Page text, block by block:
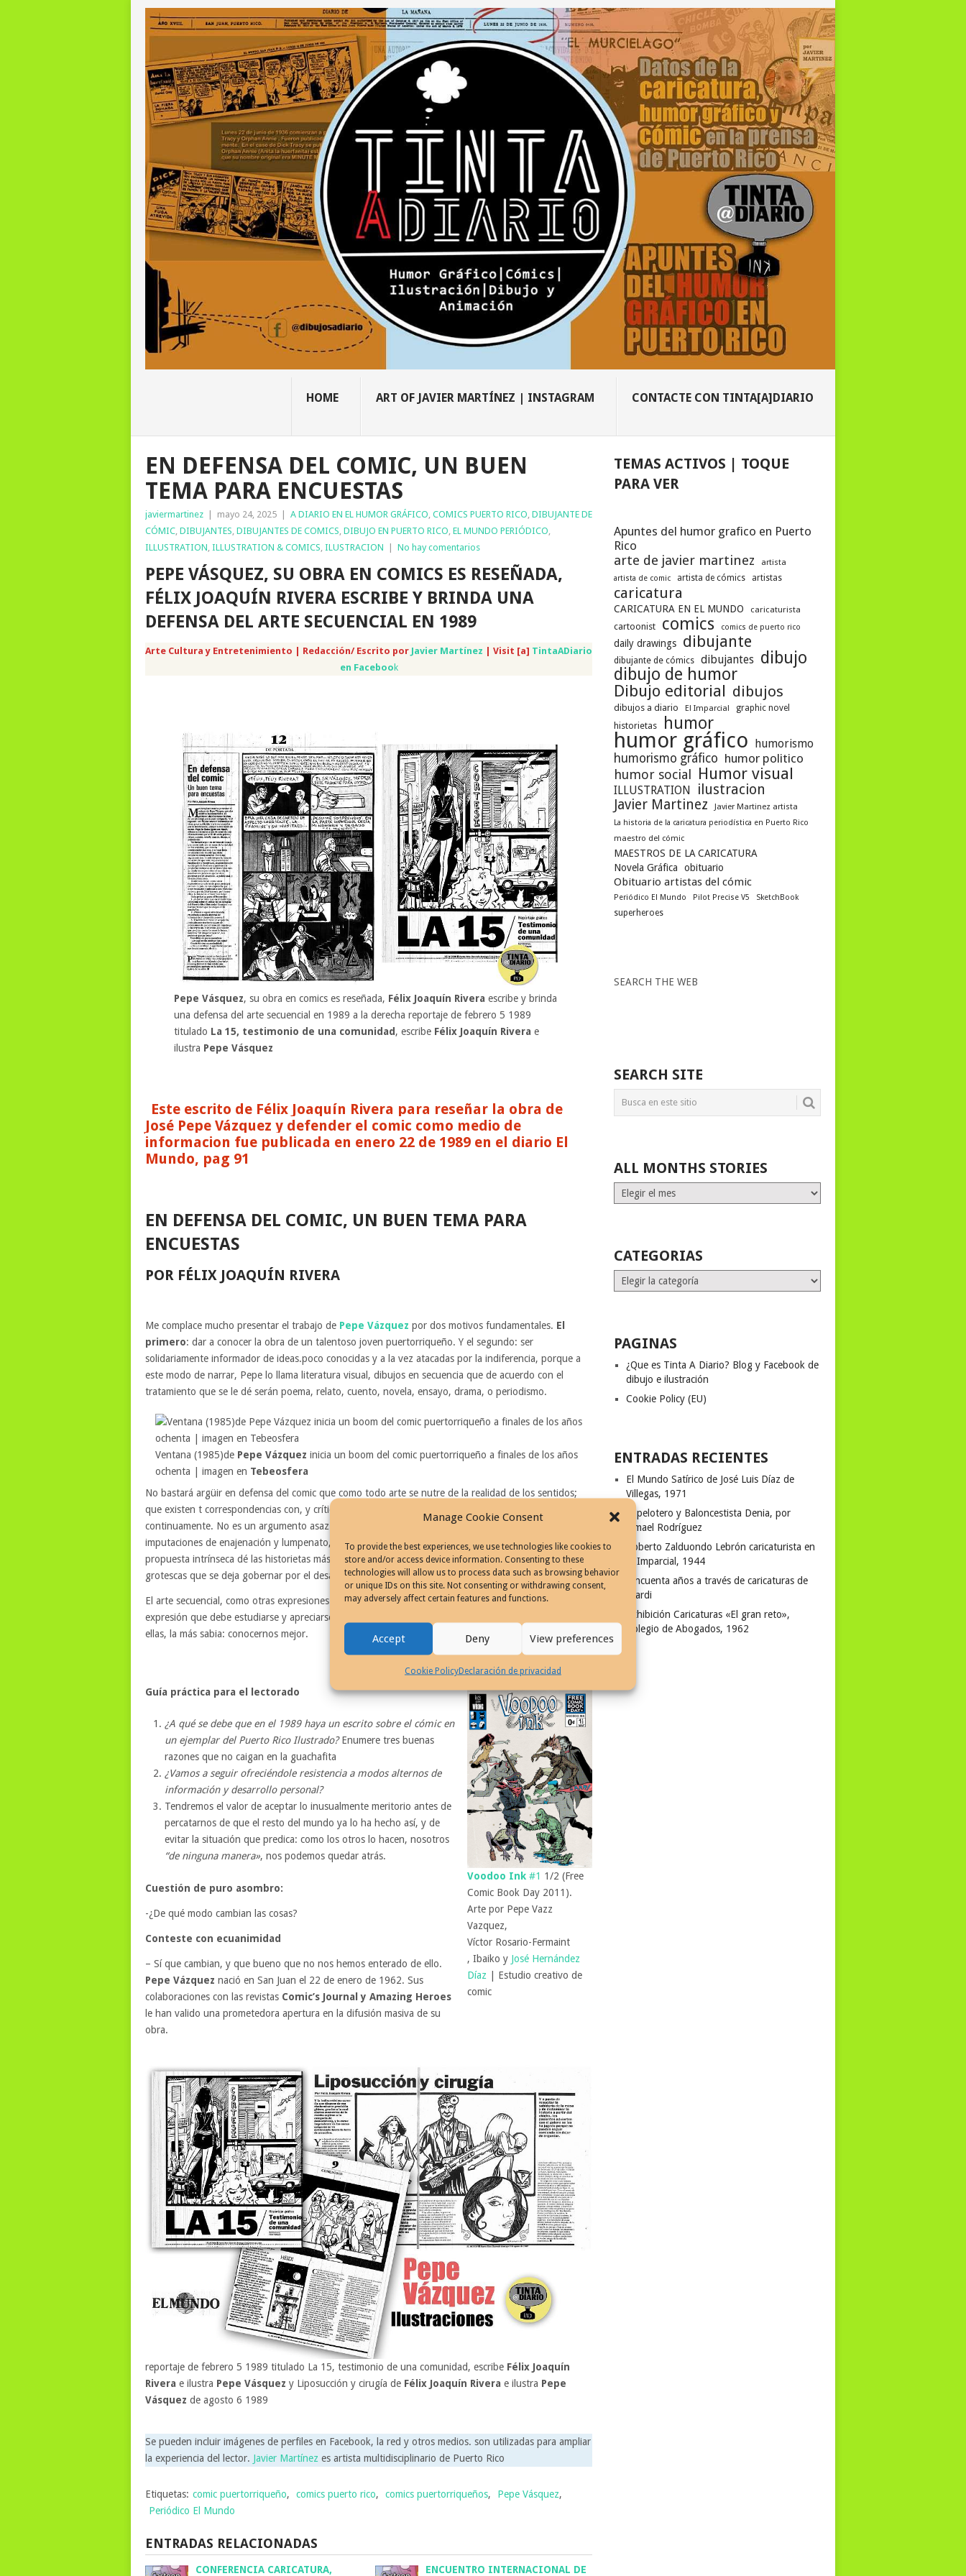
Manage Cookie Consent
To provide the best experiences, we use technologies like cookies to
store and/or access device information. Consenting to these
technologies will allow us to process data such as browsing behavior
or unique IDs on this site. Not consenting or withdrawing consent,
may adversely affect certain features and functions.
Accept Deny View preferences
Cookie PolicyDeclaración de privacidad
HOME ART OF JAVIER MARTÍNEZ | INSTAGRAM CONTACTE CON TINTA[A]DIARIO
EN DEFENSA DEL COMIC, UN BUEN
TEMA PARA ENCUESTAS
javiermartinez | mayo 24, 2025 | A DIARIO EN EL HUMOR GRÁFICO COMICS PUERTO RICO DIBUJANTE DE
CÓMIC DIBUJANTES DIBUJANTES DE COMICS DIBUJO EN PUERTO RICO EL MUNDO PERIÓDICO
ILLUSTRATION ILLUSTRATION & COMICS ILUSTRACION | No hay comentarios
PEPE VÁSQUEZ, SU OBRA EN COMICS ES RESEÑADA,
FÉLIX JOAQUÍN RIVERA ESCRIBE Y BRINDA UNA
DEFENSA DEL ARTE SECUENCIAL EN 1989
Arte Cultura y Entretenimiento | Redacción/ Escrito por Javier Martínez | Visit [a] TintaADiario
en Facebook
Pepe Vásquez, su obra en comics es reseñada, Félix Joaquín Rivera escribe y brinda
una defensa del arte secuencial en 1989 a la derecha reportaje de febrero 5 1989
titulado La 15, testimonio de una comunidad , escribe Félix Joaquín Rivera e
ilustra Pepe Vásquez
Este escrito de Félix Joaquín Rivera para reseñar la obra de
José Pepe Vázquez y defender el comic como medio de
informacion fue publicada en enero 22 de 1989 en el diario El
Mundo, pag 91
EN DEFENSA DEL COMIC, UN BUEN TEMA PARA
ENCUESTAS
POR FÉLIX JOAQUÍN RIVERA
Me complace mucho presentar el trabajo de Pepe Vázquez por dos motivos fundamentales. El
primero: dar a conocer la obra de un talentoso joven puertorriqueño. Y el segundo: ser
solidariamente informador de ideas.poco conocidas y a la vez atacadas por la indiferencia, porque a
este modo de narrar, Pepe lo llama literatura visual, dibujos en secuencia que de acuerdo con el
tratamiento que se le dé serán poema, relato, cuento, novela, ensayo, drama, o periodismo.
Ventana (1985)de Pepe Vázquez inicia un boom del comic puertorriqueño a finales de los años
ochenta | imagen en Tebeosfera
No bastará argüir en defensa del comic que como todo arte se nutre de la realidad de los sentidos;
que existen t correspondencias con, y críticas bien estudiadas á un mundo que debe mejorarse
continuamente. No es un argumento asaz lo anterior por la restante situación de que ante
imputaciones de enajenación y lumpenato, muchos lectores se encogen de hombros y prefieren la
propuesta intrínseca dé las historietas más autosuficientes por sobre el mundo de dimensiones
grotescas que se deja gobernar por el desafecto, la publicidad, y el sensacionalismo.
El arte secuencial, como otras expresiones creadoras de poco prestigio en nuestro país, es una
expresión que debe estudiarse y apreciarse con profundo respeto; por muchas razones, pero entre
ellas, la más sabia: conocernos mejor.
Voodoo Ink #1 1/2 (Free
Comic Book Day 2011).
Arte por Pepe Vazz
Vazquez,
Víctor Rosario-Fermaint
, Ibaiko y José Hernández
Díaz | Estudio creativo de
comic
Guía práctica para el lectorado
¿A qué se debe que en el 1989 haya un escrito sobre el cómic en
un ejemplar del Puerto Rico Ilustrado?Enumere tres buenas
razones que no caigan en la guachafita
¿Vamos a seguir ofreciéndole resistencia a modos alternos de
información y desarrollo personal?
Tendremos el valor de aceptar lo inusualmente meritorio antes de
percatarnos de que el resto del mundo ya lo ha hecho así, y de
evitar la situación que predica: como los otros lo hacen, nosotros
“de ninguna manera», nos podemos quedar atrás.
Cuestión de puro asombro:
-¿De qué modo cambian las cosas?
Conteste con ecuanimidad
– Sí que cambian, y que bueno que no nos hemos enterado de ello.
Pepe Vázquez nació en San Juan el 22 de enero de 1962. Sus
colaboraciones con las revistas Comic’s Journal y Amazing Heroes
le han valido una prometedora apertura en la difusión masiva de su
obra.
reportaje de febrero 5 1989 titulado La 15, testimonio de una comunidad, escribe Félix Joaquín
Riverae ilustra Pepe Vásquez y Liposucción y cirugía de Félix Joaquín Riverae ilustra Pepe
Vásquez de agosto 6 1989
Se pueden incluir imágenes de perfiles en Facebook, la red y otros medios. son utilizadas para ampliar
la experiencia del lector. Javier Martínez es artista multidisciplinario de Puerto Rico
Etiquetas: comic puertorriqueño, comics puerto rico, comics puertorriqueños, Pepe Vásquez,
Periódico El Mundo
ENTRADAS RELACIONADAS
CONFERENCIA CARICATURA, ENCUENTRO INTERNACIONAL DE
TEMAS ACTIVOS | TOQUE
PARA VER
Apuntes del humor grafico en Puerto
Rico
arte de javier martinez
artista
artista de comic
artista de cómics artistas
caricatura
CARICATURA EN EL MUNDO caricaturista
cartoonist comics comics de puerto rico
daily drawings dibujante
dibujante de cómics dibujantes dibujo
dibujo de humor
Dibujo editorial dibujos
dibujos a diario El Imparcial graphic novel
historietas humor
humor gráfico humorismo
humorismo gráfico humor politico
humor social Humor visual
ILLUSTRATION
ilustracion
Javier Martinez
Javier Martinez artista
La historia de la caricatura periodística en Puerto Rico
maestro del cómic
MAESTROS DE LA CARICATURA
Novela Gráfica
obituario
Obituario artistas del cómic
Periódico El Mundo Pilot Precise V5 SketchBook
superheroes
SEARCH THE WEB
SEARCH SITE
ALL MONTHS STORIES
ALL
MONTHS
CATEGORIAS
Categorias
PAGINAS
¿Que es Tinta A Diario? Blog y Facebook de
dibujo e ilustración
Cookie Policy (EU)
ENTRADAS RECIENTES
El Mundo Satírico de José Luis Díaz de
Villegas, 1971
El pelotero y Baloncestista Denia, por
Ismael Rodríguez
Roberto Zalduondo Lebrón caricaturista en
El Imparcial, 1944
Cincuenta años a través de caricaturas de
Filardi
Exhibición Caricaturas «El gran reto»,
Colegio de Abogados, 1962